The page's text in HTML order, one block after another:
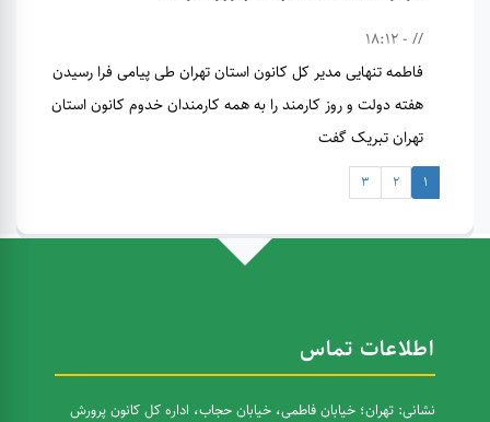
// - 18:12
فاطمه تنهایی مدیر کل کانون استان تهران طی پیامی فرا رسیدن
هفته دولت و روز کارمند را به همه کارمندان خدوم کانون استان
تهران تبریک گفت
1
2
3
اطلاعات تماس
نشانی: تهران؛ خیابان فاطمی، خیابان حجاب، اداره کل کانون پرورش